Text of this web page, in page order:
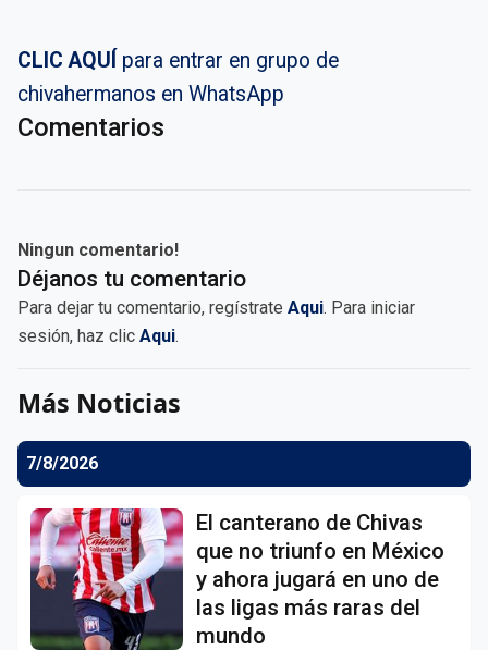
CLIC AQUÍ para entrar en grupo de
chivahermanos en WhatsApp
Comentarios
Ningun comentario!
Déjanos tu comentario
Para dejar tu comentario, regístrate Aqui. Para iniciar
sesión, haz clic Aqui.
Más Noticias
7/8/2026
El canterano de Chivas
que no triunfo en México
y ahora jugará en uno de
las ligas más raras del
mundo